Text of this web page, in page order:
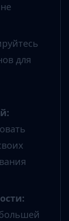
для
:
: